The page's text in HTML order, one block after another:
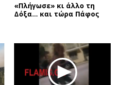
«Πλήγωσε» κι άλλο τη
Δόξα… και τώρα Πάφος